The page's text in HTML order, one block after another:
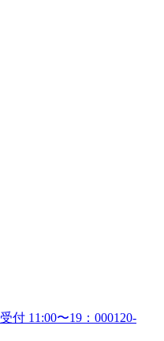
受付 11:00〜19：000120-